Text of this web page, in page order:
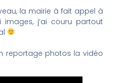
la mairie à fait appel à
j’ai couru partout
reportage photos la vidéo